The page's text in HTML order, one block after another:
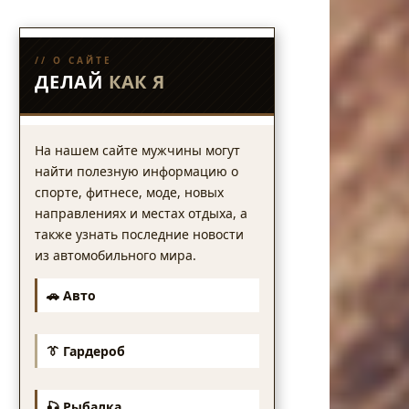
// О САЙТЕ
ДЕЛАЙ КАК Я
На нашем сайте мужчины могут
найти полезную информацию о
спорте, фитнесе, моде, новых
направлениях и местах отдыха, а
также узнать последние новости
из автомобильного мира.
🚗 Авто
👔 Гардероб